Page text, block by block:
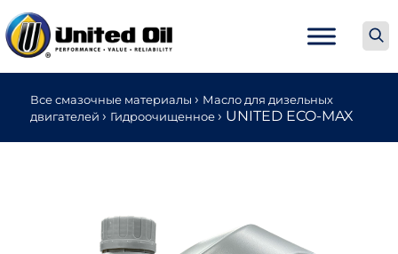
Все смазочные материалы› Масло для дизельных
двигателей› Гидроочищенное› UNITED ECO-MAX